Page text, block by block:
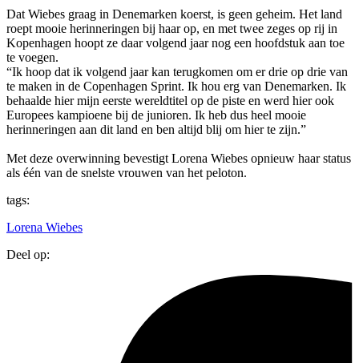
Dat Wiebes graag in Denemarken koerst, is geen geheim. Het land
roept mooie herinneringen bij haar op, en met twee zeges op rij in
Kopenhagen hoopt ze daar volgend jaar nog een hoofdstuk aan toe
te voegen.
“Ik hoop dat ik volgend jaar kan terugkomen om er drie op drie van
te maken in de Copenhagen Sprint. Ik hou erg van Denemarken. Ik
behaalde hier mijn eerste wereldtitel op de piste en werd hier ook
Europees kampioene bij de junioren. Ik heb dus heel mooie
herinneringen aan dit land en ben altijd blij om hier te zijn.”
Met deze overwinning bevestigt Lorena Wiebes opnieuw haar status
als één van de snelste vrouwen van het peloton.
tags:
Lorena Wiebes
Deel op: